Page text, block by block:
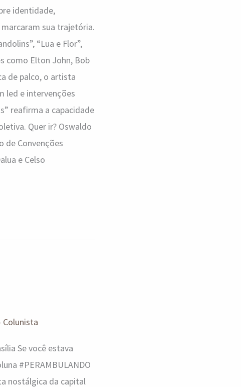
identidade,
sua trajetória.
“Lua e Flor”,
como Elton John, Bob
de palco, o artista
led e intervenções
reafirma a capacidade
Quer ir? Oswaldo
de Convenções
e Celso
Colunista
Se você estava
#PERAMBULANDO
nostálgica da capital